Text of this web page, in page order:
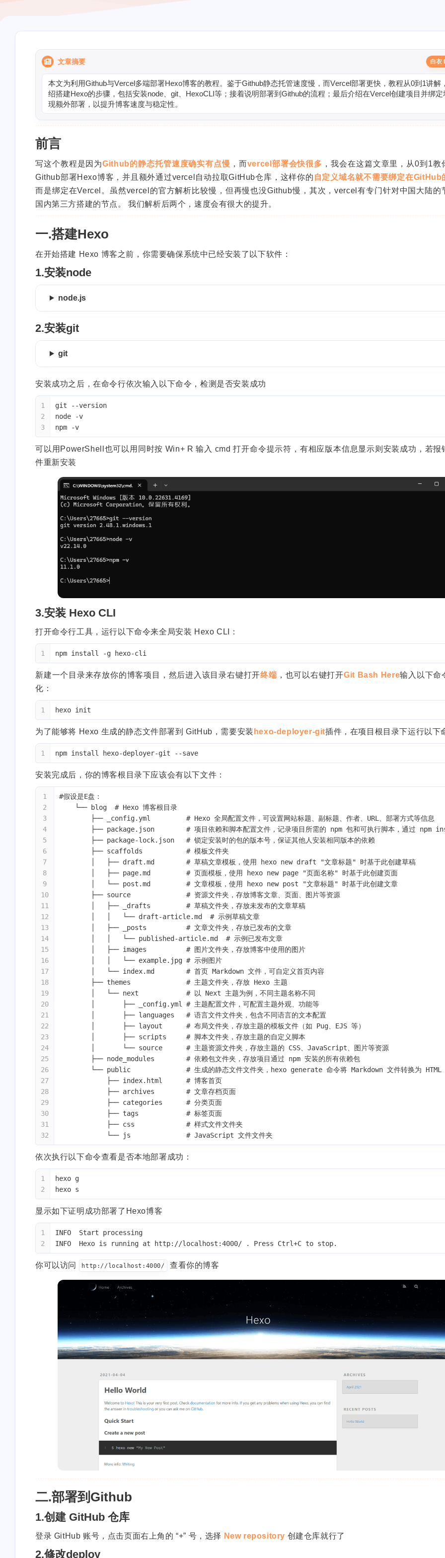
最新评论
淘宝返利优惠
22岁还很年轻，不急。执行
力（耐得住寂寞）是关键。
稳方可破局
我有一个问题，博客主页文
章卡片为什么始终显示评论
数为0呢，明明不是0的
姆级教程
10 个月前
你好
姆级教程
11 个月前
姆级教程
adeptmicors279
11
佬，请问下域名怎么配置
啊，我原先的域名是@解析
了四个A到GitHub，现在部
署到vercal我寻思应该不需
要GitHub的IP了就删了，然
后添加了vercal的ip，
CNAME我按照上面的要求
也填写了www的，但是我个
人之前都是直接@解析到
GitHub的，用裸域名访问，
改了之后只能用www访问
了，裸域名访问不了
Hexo博客
麻烦更新一下域名
blog.zhkax.cn[图片]
友情链接
PHP 2 API1 接口1 经验分享4 互联网
懒加载1 html1 电商运营
2026/01
2
文章摘要 白衣
本文为利 用Github与Vercel多端部署Hexo博客的教程。 鉴于Github静态托管速度慢 ， 而Vercel部署更快 ， 教程从0到 1讲解 ，
绍搭建Hexo的步骤 ， 包括安装node git HexoCLI等 ； 接着说明部署到 Github的流程 ； 最后介绍在Vercel创 建项目并绑定
现额外部署 ， 以提升博客速度与稳定性。
前言
写这个教程是因为Github的静态托管速度确实有点慢 ，而vercel部署会快很多 ，我会在这篇文章里，从0到1教
Github部署Hexo博客，并且额外通过vercel自动拉取GitHub仓库，这样你的 自定义域名就不需要绑定在
而是绑定在Vercel。虽然vercel的官方解析比较慢，但再慢也没Github慢，其次，vercel有专门针对中国大陆的
国内第三方搭建的节点。 我们解析后两个，速度会有很大的提升。
一.搭建Hexo
在开始搭建 Hexo 博客之前，你需要确保系统中已经安装了以下软件：
1.安装node
node.js
2.安装git
git
安装成功之后，在命令行依次输入以下命令，检测是否安装成功
1
2
3
git --version
node -v
npm -v
可以用PowerShell也可以用同时按 Win+ R 输入 cmd 打开命令提示符，有相应版本信息显示则安装成功，若报
件重新安装
3.安装 Hexo CLI
打开命令行工具，运行以下命令来全局安装 Hexo CLI：
1 npm install -g hexo-cli
新建一个目录来存放你的博客项目，然后进入该目录右键打开终端 ，也可以右键打开Git Bash Here输入以下命
化：
1 hexo init
为了能够将 Hexo 生成的静态文件部署到 GitHub，需要安装 hexo-deployer-git插件，在项目根目录下运行以下
1 npm install hexo-deployer-git --save
安装完成后，你的博客根目录下应该会有以下文件：
1
2
3
4
5
6
7
8
9
10
11
12
13
14
15
16
17
18
19
20
21
22
23
24
25
26
27
28
29
30
31
32
#假设是E盘：
    └── blog  # Hexo 博客根目录
        ├── _config.yml         # Hexo 全局配置文件，可设置网站标题、副标题、作者、URL、部署方式等信息
├── package.json        # 项目依赖和脚本配置文件，记录项目所需的 npm 包和可执行脚本，通过 npm
        ├── package-lock.json   # 锁定安装时的包的版本号，保证其他人安装相同版本的依赖
        ├── scaffolds           # 模板文件夹
        │   ├── draft.md        # 草稿文章模板，使用 hexo new draft "文章标题" 时基于此创建草稿
        │   ├── page.md         # 页面模板，使用 hexo new page "页面名称" 时基于此创建页面
        │   └── post.md         # 文章模板，使用 hexo new post "文章标题" 时基于此创建文章
        ├── source              # 资源文件夹，存放博客文章、页面、图片等资源
        │   ├── _drafts         # 草稿文件夹，存放未发布的文章草稿
        │   │   └── draft-article.md  # 示例草稿文章
        │   ├── _posts          # 文章文件夹，存放已发布的文章
        │   │   └── published-article.md  # 示例已发布文章
        │   ├── images          # 图片文件夹，存放博客中使用的图片
        │   │   └── example.jpg # 示例图片
        │   └── index.md        # 首页 Markdown 文件，可自定义首页内容
        ├── themes              # 主题文件夹，存放 Hexo 主题
        │   └── next            # 以 Next 主题为例，不同主题名称不同
        │       ├── _config.yml # 主题配置文件，可配置主题外观、功能等
        │       ├── languages   # 语言文件文件夹，包含不同语言的文本配置
        │       ├── layout      # 布局文件夹，存放主题的模板文件（如 Pug、EJS 等）
        │       ├── scripts     # 脚本文件夹，存放主题的自定义脚本
        │       └── source      # 主题资源文件夹，存放主题的 CSS、JavaScript、图片等资源
        ├── node_modules        # 依赖包文件夹，存放项目通过 npm 安装的所有依赖包
└── public              # 生成的静态文件文件夹，hexo generate 命令将 Markdown 文件转换为 HTML
            ├── index.html      # 博客首页
            ├── archives        # 文章存档页面
            ├── categories      # 分类页面
            ├── tags            # 标签页面
            ├── css             # 样式文件文件夹
            └── js              # JavaScript 文件文件夹
依次执行以下命令查看是否本地部署成功：
1
2
hexo g
hexo s
显示如下证明成功部署了Hexo博客
1
2
INFO  Start processing
INFO  Hexo is running at http://localhost:4000/ . Press Ctrl+C to stop.
你可以访问 http://localhost:4000/ 查看你的博客
二.部署到Github
1.创建 GitHub 仓库
登录 GitHub 账号，点击页面右上角的 “+” 号，选择 New repository 创建仓库就行了
2.修改deploy